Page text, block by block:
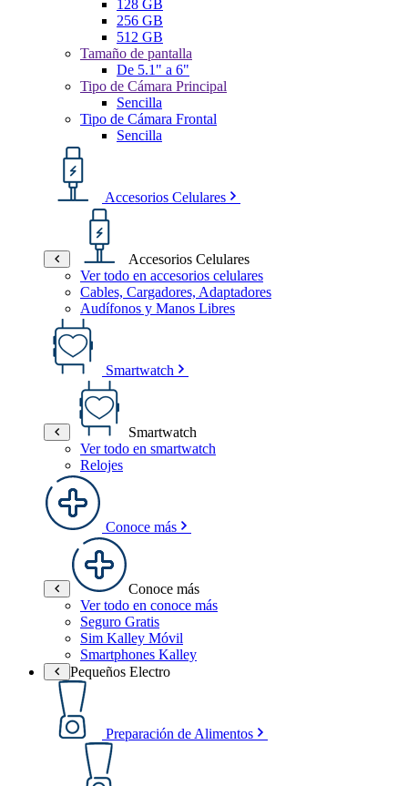
128 GB
256 GB
512 GB
Tamaño de pantalla
De 5.1" a 6"
Tipo de Cámara Principal
Sencilla
Tipo de Cámara Frontal
Sencilla
Accesorios Celulares
Accesorios Celulares
Ver todo en accesorios celulares
Cables, Cargadores, Adaptadores
Audífonos y Manos Libres
Smartwatch
Smartwatch
Ver todo en smartwatch
Relojes
Conoce más
Conoce más
Ver todo en conoce más
Seguro Gratis
Sim Kalley Móvil
Smartphones Kalley
Pequeños Electro
Preparación de Alimentos